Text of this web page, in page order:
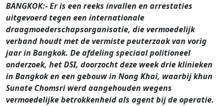
BANGKOK:- Er is een reeks invallen en arrestaties
uitgevoerd tegen een internationale
draagmoederschapsorganisatie, die vermoedelijk
verband houdt met de vermiste peuterzaak van vorig
jaar in Bangkok. De afdeling speciaal politioneel
onderzoek, het DSI, doorzocht deze week drie klinieken
in Bangkok en een gebouw in Nong Khai, waarbij khun
Sunate Chomsri werd aangehouden wegens
vermoedelijke betrokkenheid als agent bij de operatie.